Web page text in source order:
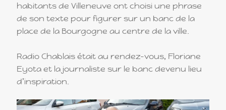
habitants de Villeneuve ont choisi une phrase
de son texte pour figurer sur un banc de la
place de la Bourgogne au centre de la ville.
Radio Chablais était au rendez-vous, Floriane
Eyota et la journaliste sur le banc devenu lieu
d’inspiration.